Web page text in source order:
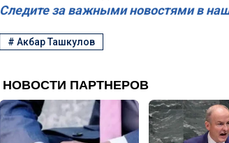
Следите за важными новостями в
# Акбар Ташкулов